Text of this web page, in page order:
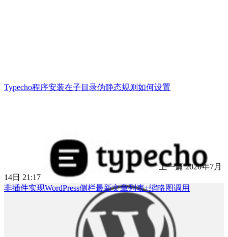
Typecho程序安装在子目录伪静态规则如何设置
上一篇 2020年7月
14日 21:17
非插件实现WordPress侧栏最新文章列表+缩略图调用